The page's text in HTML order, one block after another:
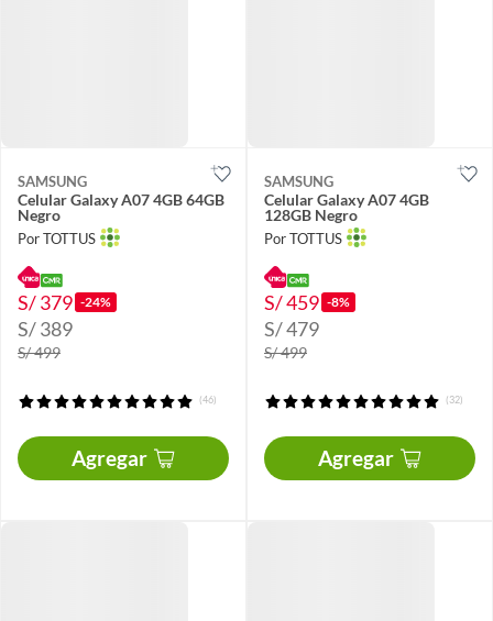
SAMSUNG
Celular Galaxy A07 4GB 64GB
Negro
Por TOTTUS
S/ 379 -24%
S/ 389
S/ 499
(46)
Agregar
SAMSUNG
Celular Galaxy A07 4GB
128GB Negro
Por TOTTUS
S/ 459 -8%
S/ 479
S/ 499
(32)
Agregar